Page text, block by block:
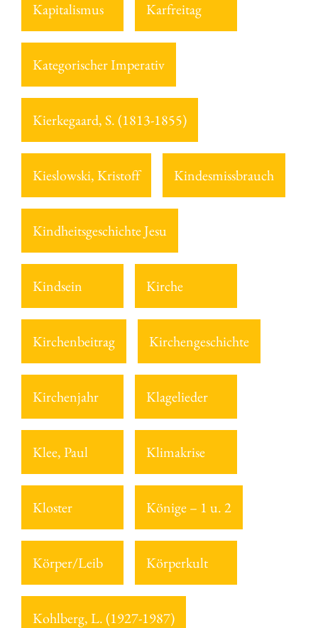
Kapitalismus Karfreitag
Kategorischer Imperativ
Kierkegaard, S. (1813-1855)
Kieslowski, Kristoff Kindesmissbrauch
Kindheitsgeschichte Jesu
Kindsein Kirche
Kirchenbeitrag Kirchengeschichte
Kirchenjahr Klagelieder
Klee, Paul Klimakrise
Kloster Könige – 1 u. 2
Körper/Leib Körperkult
Kohlberg, L. (1927-1987)